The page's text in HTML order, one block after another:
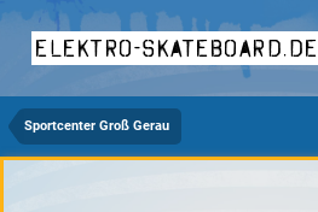
elektro-skateboard.de
Sportcenter Groß Gerau